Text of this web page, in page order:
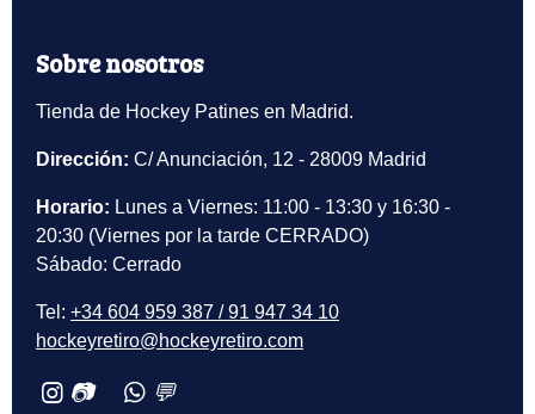
Sobre nosotros
Tienda de Hockey Patines en Madrid.
Dirección: C/ Anunciación, 12 - 28009 Madrid
Horario: Lunes a Viernes: 11:00 - 13:30 y 16:30 -
20:30 (Viernes por la tarde CERRADO)
Sábado: Cerrado
Tel: +34 604 959 387 / 91 947 34 10
hockeyretiro@hockeyretiro.com
📷 💬